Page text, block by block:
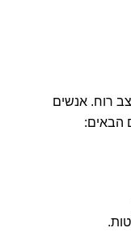
רוח. אנשים
הבאים: